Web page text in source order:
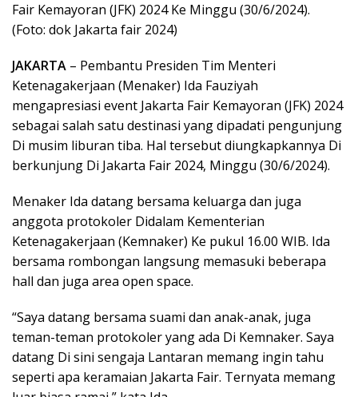
Fair Kemayoran (JFK) 2024 Ke Minggu (30/6/2024).
(Foto: dok Jakarta fair 2024)
JAKARTA – Pembantu Presiden Tim Menteri
Ketenagakerjaan (Menaker) Ida Fauziyah
mengapresiasi event Jakarta Fair Kemayoran (JFK) 2024
sebagai salah satu destinasi yang dipadati pengunjung
Di musim liburan tiba. Hal tersebut diungkapkannya Di
berkunjung Di Jakarta Fair 2024, Minggu (30/6/2024).
Menaker Ida datang bersama keluarga dan juga
anggota protokoler Didalam Kementerian
Ketenagakerjaan (Kemnaker) Ke pukul 16.00 WIB. Ida
bersama rombongan langsung memasuki beberapa
hall dan juga area open space.
“Saya datang bersama suami dan anak-anak, juga
teman-teman protokoler yang ada Di Kemnaker. Saya
datang Di sini sengaja Lantaran memang ingin tahu
seperti apa keramaian Jakarta Fair. Ternyata memang